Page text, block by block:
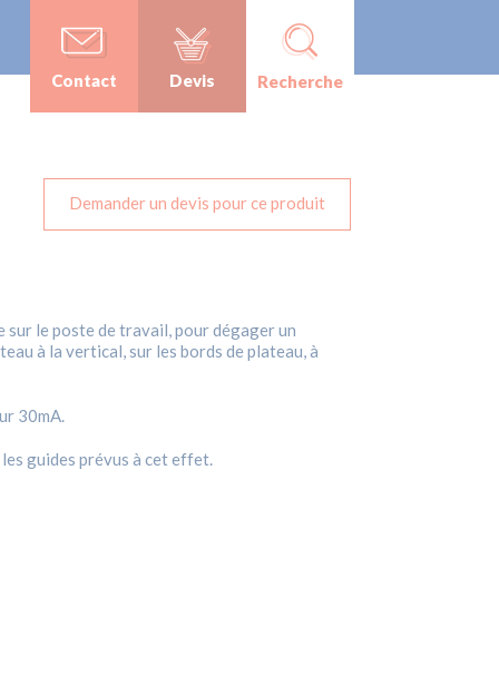
Contact Devis Recherche
Demander un devis pour ce produit
le poste de travail, pour dégager un
à la vertical, sur les bords de plateau, à
30mA.
guides prévus à cet effet.